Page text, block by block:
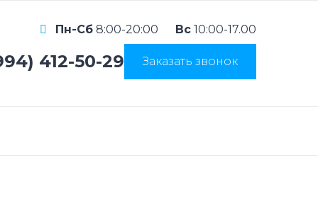
Пн-Сб 8:00-20:00 Вс 10:00-17.00
412-50-29 Заказать звонок